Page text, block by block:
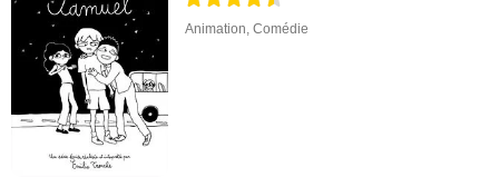
Animation,Comédie